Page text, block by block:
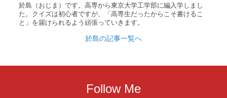
於島（おじま）です。高専から東京大学工学部に編入学しまし
た。クイズは初心者ですが、「高専生だったからこそ書けるこ
と」を届けられるよう頑張っていきます。
於島の記事一覧へ
Follow Me